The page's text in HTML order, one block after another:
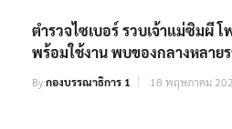
ตำรวจไซเบอร์ รวบเจ้าแม่ซิมผี
พร้อมใช้งาน พบของกลางหลาย
Byกองบรรณาธิการ 1 18 พฤษภาคม